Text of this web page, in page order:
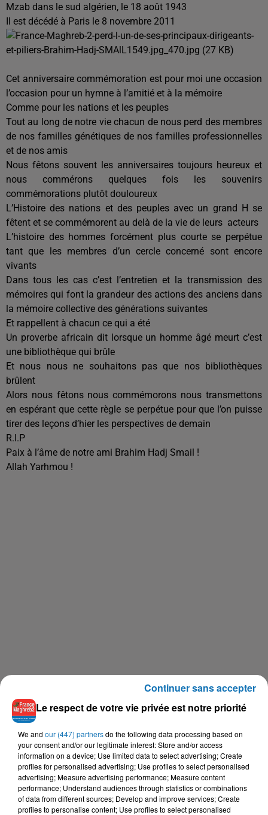
Mzab dans le sud algérien, le 18 août 1943
Il est décédé à Paris le 8 novembre 2011
Cet anniversaire commémoration est pour moi une occasion
l’occasion pour un hymne à l’amitié et à la mémoire
Comme pour les nations et les peuples
Tout au long de notre vie chacun de nous perd des membres
de nos familles génétiques de nos familles professionnelles
et de nos amis
Nous fêtons souvent les anniversaires toujours heureux et
nous commérons quelques fois les souvenirs
commémorations plutôt douloureux
L’Histoire des nations et des peuples avec un grand H se
fêtent et se commémorent au delà de la vie de leurs acteurs
L’histoire des hommes forcément plus courte se perpétue
tant que les membres d’un cercle concerné sont encore
vivants
Dans tous les cas c’est l’entretien et la transmission des
mémoires qui font la grandeur des actions des anciens dans
la mémoire collective des générations suivantes
Et rappellent à chacun ce qui a été
Un proverbe africain dit lorsque un homme âgé meurt c’est
une bibliothèque qui brûle
Et nous nous ne souhaitons pas que nos bibliothèques
brûlent
Alors nous fêtons nous commémorons nous transmettons
en espérant que cette règle se perpétue pour que l’on puisse
tirer des leçons d’hier les perspectives de demain
R.I.P
Paix à l’âme de notre ami Brahim Hadj Smail !
Allah Yarhmou !
Le respect de votre vie privée est notre priorité
We and our (447) partnersdo the following data processing based on
your consent and/or our legitimate interest: Store and/or access
information on a device; Use limited data to select advertising; Create
profiles for personalised advertising; Use profiles to select personalised
advertising; Measure advertising performance; Measure content
performance; Understand audiences through statistics or combinations
of data from different sources; Develop and improve services; Create
profiles to personalise content; Use profiles to select personalised
Continuer sans accepter